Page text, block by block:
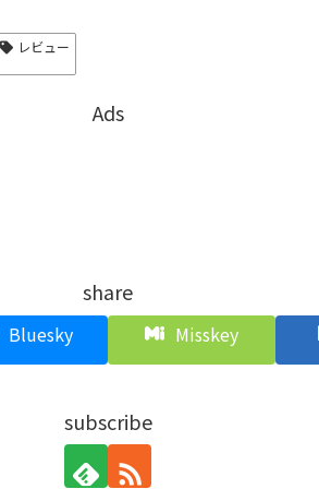
レビュー
Ads
share
Bluesky Misskey
subscribe